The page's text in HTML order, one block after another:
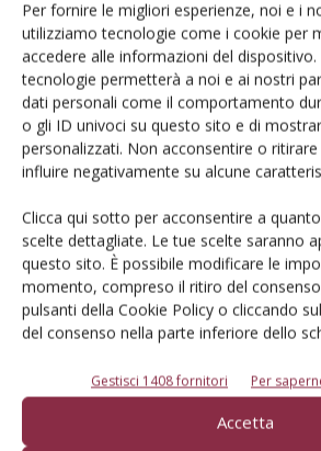
Per fornire le migliori esperienze, noi e i
utilizziamo tecnologie come i cookie per
accedere alle informazioni del
tecnologie permetterà a noi e ai nostri
dati personali come il comportamento
o gli ID univoci su questo sito e di
personalizzati. Non acconsentire o
influire negativamente su alcune
Clicca qui sotto per acconsentire a
scelte dettagliate. Le tue scelte saranno
questo sito. È possibile modificare le
momento, compreso il ritiro del
pulsanti della Cookie Policy o cliccando
del consenso nella parte inferiore dello
Gestisci 1408 fornitori Per
Accetta
settori piuttosto che il contrario.
Foto di Claudio Corradi
Allegati
Scarica il file:L’automazione irrigua
TAG Agricoltura di precisione
News